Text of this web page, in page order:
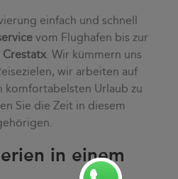
einfach und schnell
vom Flughafen bis zur
Crestatx. Wir kümmern uns
wir arbeiten auf
komfortabelsten Urlaub zu
Sie die Zeit in diesem
in einem